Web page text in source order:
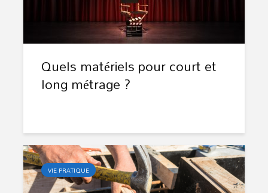
Quels matériels pour court et
long métrage ?
VIE PRATIQUE